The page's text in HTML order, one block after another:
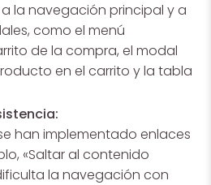
la navegación principal y a
como el menú
de la compra, el modal
en el carrito y la tabla
han implementado enlaces
«Saltar al contenido
la navegación con